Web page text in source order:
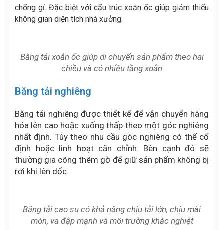
chống gỉ. Đặc biệt với cấu trúc xoắn ốc giúp giảm thiểu
không gian diện tích nhà xưởng.
Băng tải xoắn ốc giúp di chuyển sản phẩm theo hai
chiều và có nhiều tầng xoắn
Băng tải nghiêng
Băng tải nghiêng được thiết kế để vận chuyển hàng
hóa lên cao hoặc xuống thấp theo một góc nghiêng
nhất định. Tùy theo nhu cầu góc nghiêng có thể cố
định hoặc linh hoạt căn chỉnh. Bên cạnh đó sẽ
thường gia công thêm gờ để giữ sản phẩm không bị
rơi khi lên dốc.
Băng tải cao su có khả năng chịu tải lớn, chịu mài
mòn, va đập mạnh và môi trường khắc nghiệt